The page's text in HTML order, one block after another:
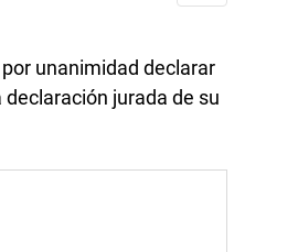
unanimidad declarar
jurada de su